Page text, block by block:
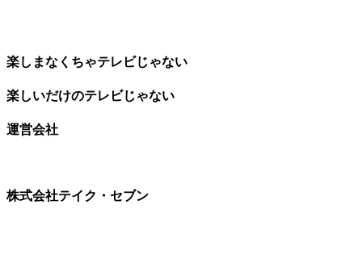
楽しまなくちゃテレビじゃない
楽しいだけのテレビじゃない
運営会社
株式会社テイク・セブン